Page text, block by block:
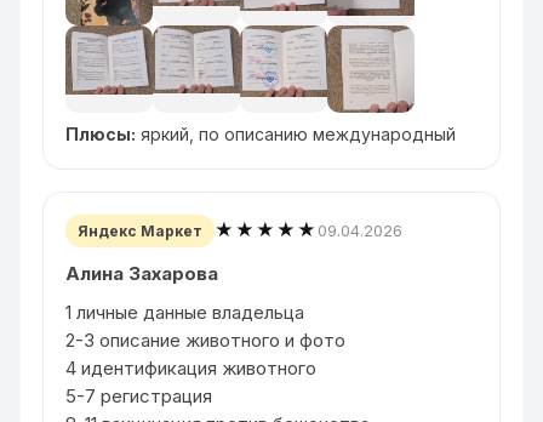
Плюсы: яркий, по описанию международный
Яндекс Маркет ★★★★★ 09.04.2026
Алина Захарова
1 личные данные владельца
2-3 описание животного и фото
4 идентификация животного
5-7 регистрация